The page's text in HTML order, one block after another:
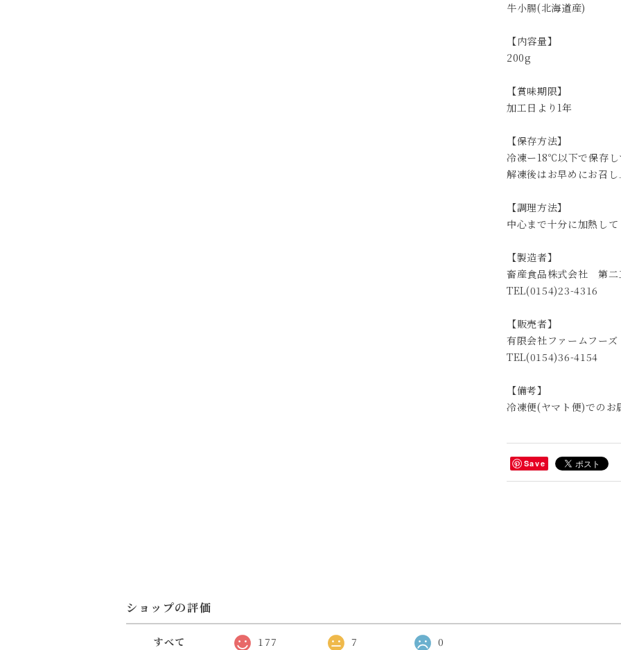
牛小腸(北海道産)
【内容量】
200g
【賞味期限】
加工日より1年
【保存方法】
冷凍ー18℃以下で保存
解凍後はお早めにお召
【調理方法】
中心まで十分に加熱し
【製造者】
畜産食品株式会社 第二
TEL(0154)23-4316
【販売者】
有限会社ファームフーズ
TEL(0154)36-4154
【備考】
冷凍便(ヤマト便)でのお
Save
ショップの評価
すべて 177 7 0